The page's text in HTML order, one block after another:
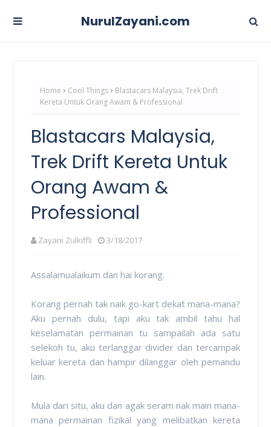
NurulZayani.com
Home Cool Things
Blastacars Malaysia, Trek Drift
Kereta Untuk Orang Awam & Professional
Blastacars Malaysia,
Trek Drift Kereta Untuk
Orang Awam &
Professional
Zayani Zulkiffli 3/18/2017
Assalamualaikum dan hai korang.
Korang pernah tak naik go-kart dekat mana-mana?
Aku pernah dulu, tapi aku tak ambil tahu hal
keselamatan permainan tu sampailah ada satu
selekoh tu, aku terlanggar divider dan tercampak
keluar kereta dan hampir dilanggar oleh pemandu
lain.
Mula dari situ, aku dan agak seram nak main mana-
mana permainan fizikal yang melibatkan kereta